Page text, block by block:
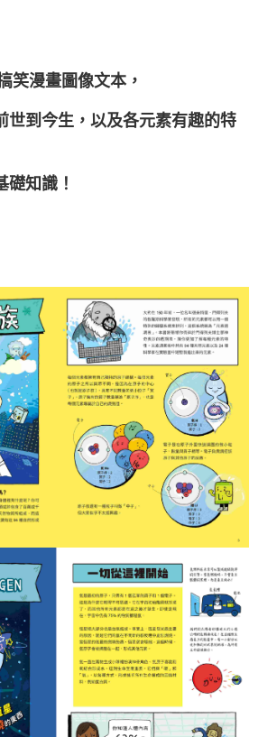
笑漫畫圖像文本，
世到今生，以及各元素有趣的特
礎知識！